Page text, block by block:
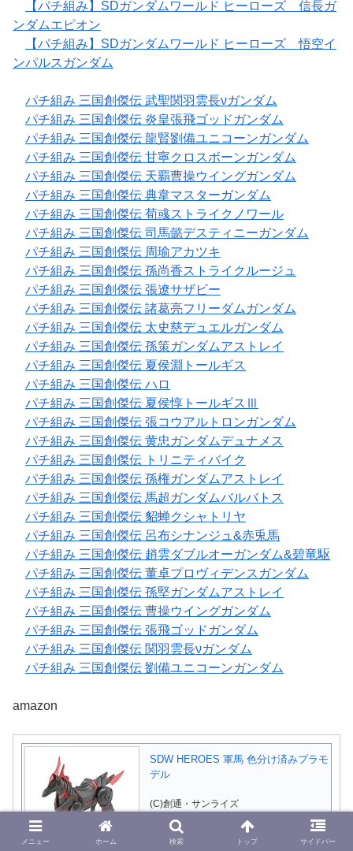
【パチ組み】SDガンダムワールド ヒーローズ 信長ガ
ンダムエピオン
【パチ組み】SDガンダムワールド ヒーローズ 悟空イ
ンパルスガンダム
パチ組み 三国創傑伝 武聖関羽雲長νガンダム
パチ組み 三国創傑伝 炎皇張飛ゴッドガンダム
パチ組み 三国創傑伝 龍賢劉備ユニコーンガンダム
パチ組み 三国創傑伝 甘寧クロスボーンガンダム
パチ組み 三国創傑伝 天覇曹操ウイングガンダム
パチ組み 三国創傑伝 典韋マスターガンダム
パチ組み 三国創傑伝 荀彧ストライクノワール
パチ組み 三国創傑伝 司馬懿デスティニーガンダム
パチ組み 三国創傑伝 周瑜アカツキ
パチ組み 三国創傑伝 孫尚香ストライクルージュ
パチ組み 三国創傑伝 張遼サザビー
パチ組み 三国創傑伝 諸葛亮フリーダムガンダム
パチ組み 三国創傑伝 太史慈デュエルガンダム
パチ組み 三国創傑伝 孫策ガンダムアストレイ
パチ組み 三国創傑伝 夏侯淵トールギス
パチ組み 三国創傑伝 ハロ
パチ組み 三国創傑伝 夏侯惇トールギスⅢ
パチ組み 三国創傑伝 張コウアルトロンガンダム
パチ組み 三国創傑伝 黄忠ガンダムデュナメス
パチ組み 三国創傑伝 トリニティバイク
パチ組み 三国創傑伝 孫権ガンダムアストレイ
パチ組み 三国創傑伝 馬超ガンダムバルバトス
パチ組み 三国創傑伝 貂蝉クシャトリヤ
パチ組み 三国創傑伝 呂布シナンジュ&赤兎馬
パチ組み 三国創傑伝 趙雲ダブルオーガンダム&碧竜駆
パチ組み 三国創傑伝 董卓プロヴィデンスガンダム
パチ組み 三国創傑伝 孫堅ガンダムアストレイ
パチ組み 三国創傑伝 曹操ウイングガンダム
パチ組み 三国創傑伝 張飛ゴッドガンダム
パチ組み 三国創傑伝 関羽雲長νガンダム
パチ組み 三国創傑伝 劉備ユニコーンガンダム
amazon
SDW HEROES 軍馬 色分け済みプラモ
デル
(C)創通・サンライズ
BANDAI SPIRITS(バンダイ スピリッツ)
メニュー ホーム 検索 トップ サイドバー